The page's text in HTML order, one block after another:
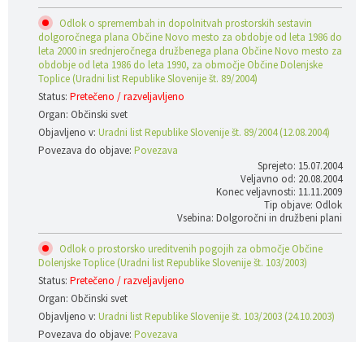
Odlok o spremembah in dopolnitvah prostorskih sestavin
dolgoročnega plana Občine Novo mesto za obdobje od leta 1986 do
leta 2000 in srednjeročnega družbenega plana Občine Novo mesto za
obdobje od leta 1986 do leta 1990, za območje Občine Dolenjske
Toplice (Uradni list Republike Slovenije št. 89/2004)
Status: Pretečeno / razveljavljeno
Organ: Občinski svet
Objavljeno v: Uradni list Republike Slovenije št. 89/2004 (12.08.2004)
Povezava do objave: Povezava
Sprejeto: 15.07.2004
Veljavno od: 20.08.2004
Konec veljavnosti: 11.11.2009
Tip objave: Odlok
Vsebina: Dolgoročni in družbeni plani
Odlok o prostorsko ureditvenih pogojih za območje Občine
Dolenjske Toplice (Uradni list Republike Slovenije št. 103/2003)
Status: Pretečeno / razveljavljeno
Organ: Občinski svet
Objavljeno v: Uradni list Republike Slovenije št. 103/2003 (24.10.2003)
Povezava do objave: Povezava